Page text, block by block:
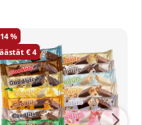
14
4